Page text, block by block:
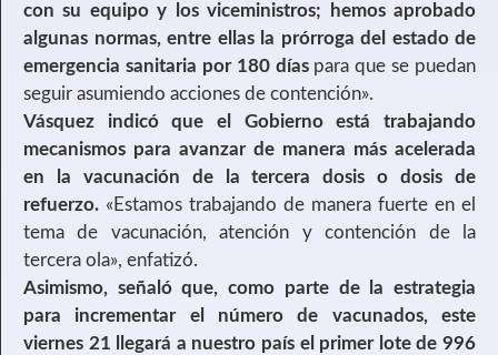
con su equipo y los viceministros; hemos aprobado
algunas normas, entre ellas la prórroga del estado de
emergencia sanitaria por 180 díaspara que se puedan
seguir asumiendo acciones de contención».
Vásquez indicó que el Gobierno está trabajando
mecanismos para avanzar de manera más acelerada
en la vacunación de la tercera dosis o dosis de
refuerzo. «Estamos trabajando de manera fuerte en el
tema de vacunación, atención y contención de la
tercera ola», enfatizó.
Asimismo, señaló que, como parte de la estrategia
para incrementar el número de vacunados, este
viernes 21 llegará a nuestro país el primer lote de 996